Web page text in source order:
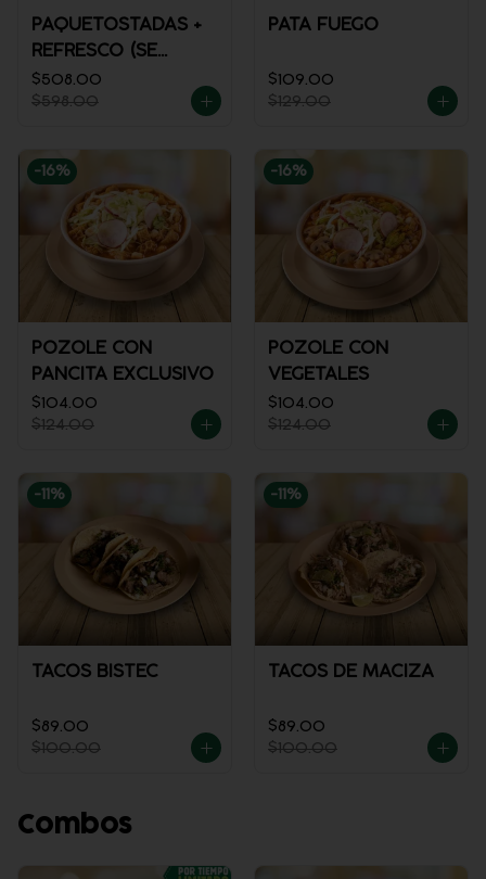
PAQUETOSTADAS +
REFRESCO (SE
ENVÍA FRÍO)
$508.00
$598.00
PATA FUEGO
$109.00
$129.00
-16%
POZOLE CON
PANCITA EXCLUSIVO
$104.00
$124.00
-16%
POZOLE CON
VEGETALES
$104.00
$124.00
-11 %
TACOS BISTEC
$89.00
$100.00
-11 %
TACOS DE MACIZA
$89.00
$100.00
Combos